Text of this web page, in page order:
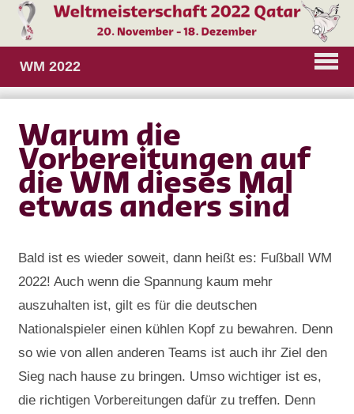
WM 2022
Warum die
Vorbereitungen auf
die WM dieses Mal
etwas anders sind
Bald ist es wieder soweit, dann heißt es: Fußball WM
2022! Auch wenn die Spannung kaum mehr
auszuhalten ist, gilt es für die deutschen
Nationalspieler einen kühlen Kopf zu bewahren. Denn
so wie von allen anderen Teams ist auch ihr Ziel den
Sieg nach hause zu bringen. Umso wichtiger ist es,
die richtigen Vorbereitungen dafür zu treffen. Denn